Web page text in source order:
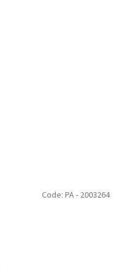
Code: PA - 2003264